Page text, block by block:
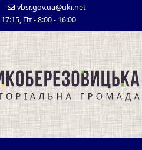
vbsr.gov.ua@ukr.net
Пт - 8:00 - 16:00